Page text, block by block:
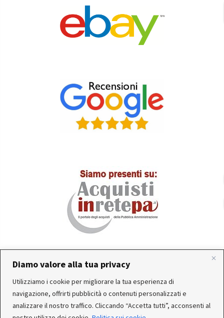
Diamo valore alla tua privacy
Utilizziamo i cookie per migliorare la tua esperienza di
navigazione, offrirti pubblicità o contenuti personalizzati e
analizzare il nostro traffico. Cliccando “Accetta tutti”, acconsenti al
In occasione delle FERIE ESTIVE, alcune aziende
produttrici e corrieri potrebbero sospendere o rallentare
temporaneamente le attività. Per questo motivo, gli
ordini di alcuni reparti (Utensileria - Ferramenta - arredo)
Servizio clienti attivo: Da Lunedì a Venerdì dalle 10:30 alle
12:30 e dalle 15:30 alle 17:30